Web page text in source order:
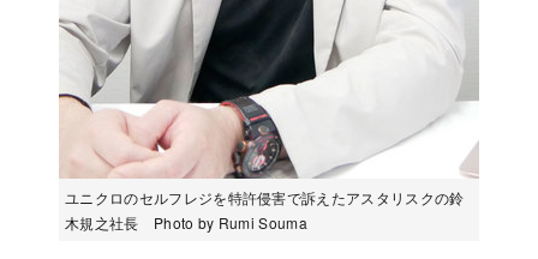
ユニクロのセルフレジを特許侵害で訴えたアスタリスクの鈴
木規之社長 Photo by Rumi Souma